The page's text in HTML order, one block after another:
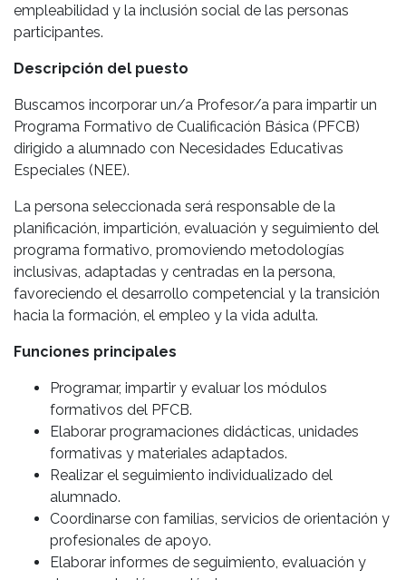
empleabilidad y la inclusión social de las personas
participantes.
Descripción del puesto
Buscamos incorporar un/a Profesor/a para impartir un
Programa Formativo de Cualificación Básica (PFCB)
dirigido a alumnado con Necesidades Educativas
Especiales (NEE).
La persona seleccionada será responsable de la
planificación, impartición, evaluación y seguimiento del
programa formativo, promoviendo metodologías
inclusivas, adaptadas y centradas en la persona,
favoreciendo el desarrollo competencial y la transición
hacia la formación, el empleo y la vida adulta.
Funciones principales
Programar, impartir y evaluar los módulos
formativos del PFCB.
Elaborar programaciones didácticas, unidades
formativas y materiales adaptados.
Realizar el seguimiento individualizado del
alumnado.
Coordinarse con familias, servicios de orientación y
profesionales de apoyo.
Elaborar informes de seguimiento, evaluación y